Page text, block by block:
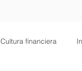
Cultura financiera